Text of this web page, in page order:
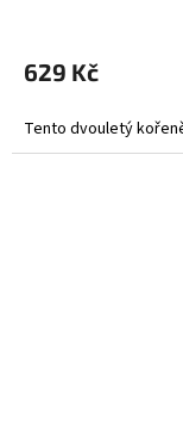
629 Kč
Tento dvouletý